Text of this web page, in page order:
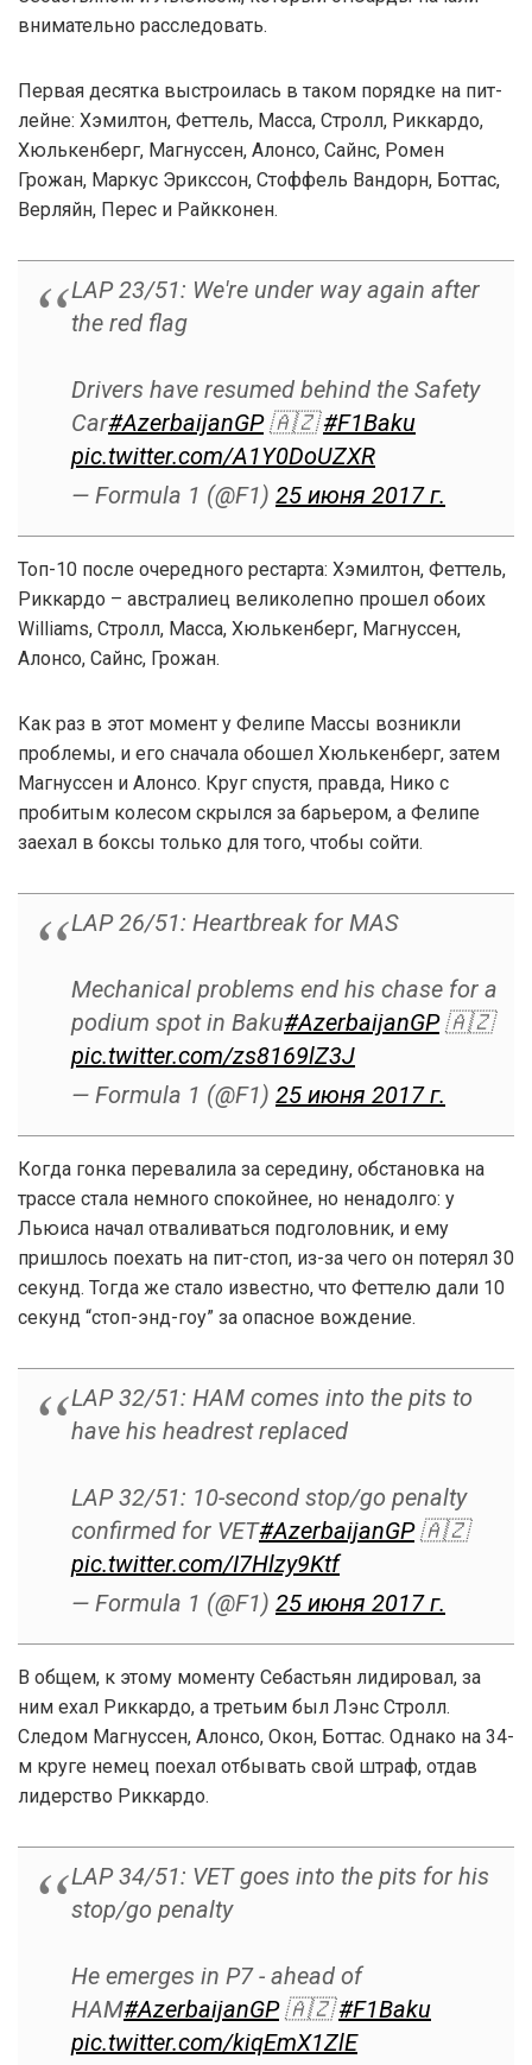
внимательно расследовать.
Первая десятка выстроилась в таком порядке на пит-
лейне: Хэмилтон, Феттель, Масса, Стролл, Риккардо,
Хюлькенберг, Магнуссен, Алонсо, Сайнс, Ромен
Грожан, Маркус Эрикссон, Стоффель Вандорн, Боттас,
Верляйн, Перес и Райкконен.
LAP 23/51: We're under way again after
the red flag
Drivers have resumed behind the Safety
Car#AzerbaijanGP🇦🇿#F1Baku
pic.twitter.com/A1Y0DoUZXR
— Formula 1 (@F1) 25 июня 2017 г.
Топ-10 после очередного рестарта: Хэмилтон, Феттель,
Риккардо – австралиец великолепно прошел обоих
Williams, Стролл, Масса, Хюлькенберг, Магнуссен,
Алонсо, Сайнс, Грожан.
Как раз в этот момент у Фелипе Массы возникли
проблемы, и его сначала обошел Хюлькенберг, затем
Магнуссен и Алонсо. Круг спустя, правда, Нико с
пробитым колесом скрылся за барьером, а Фелипе
заехал в боксы только для того, чтобы сойти.
LAP 26/51: Heartbreak for MAS
Mechanical problems end his chase for a
podium spot in Baku#AzerbaijanGP🇦🇿
pic.twitter.com/zs8169lZ3J
— Formula 1 (@F1) 25 июня 2017 г.
Когда гонка перевалила за середину, обстановка на
трассе стала немного спокойнее, но ненадолго: у
Льюиса начал отваливаться подголовник, и ему
пришлось поехать на пит-стоп, из-за чего он потерял 30
секунд. Тогда же стало известно, что Феттелю дали 10
секунд “стоп-энд-гоу” за опасное вождение.
LAP 32/51: HAM comes into the pits to
have his headrest replaced
LAP 32/51: 10-second stop/go penalty
confirmed for VET#AzerbaijanGP🇦🇿
pic.twitter.com/I7Hlzy9Ktf
— Formula 1 (@F1) 25 июня 2017 г.
В общем, к этому моменту Себастьян лидировал, за
ним ехал Риккардо, а третьим был Лэнс Стролл.
Следом Магнуссен, Алонсо, Окон, Боттас. Однако на 34-
м круге немец поехал отбывать свой штраф, отдав
лидерство Риккардо.
LAP 34/51: VET goes into the pits for his
stop/go penalty
He emerges in P7 - ahead of
HAM#AzerbaijanGP🇦🇿#F1Baku
pic.twitter.com/kiqEmX1ZlE